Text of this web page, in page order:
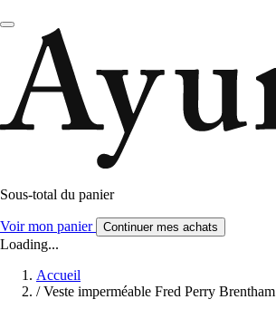
Sous-total du panier
Voir mon panier Continuer mes achats
Loading...
Accueil
/ Veste imperméable Fred Perry Brentham